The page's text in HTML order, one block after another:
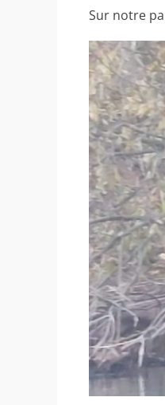
Sur notre